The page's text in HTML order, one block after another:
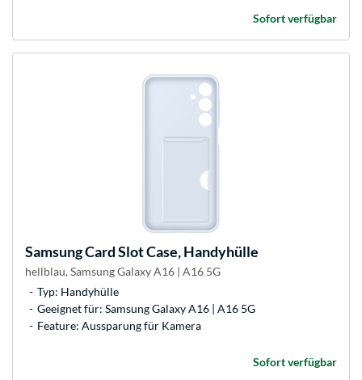
Sofort verfügbar
SamsungCard Slot Case, Handyhülle
hellblau, Samsung Galaxy A16 | A16 5G
Typ: Handyhülle
Geeignet für: Samsung Galaxy A16 | A16 5G
Feature: Aussparung für Kamera
Sofort verfügbar